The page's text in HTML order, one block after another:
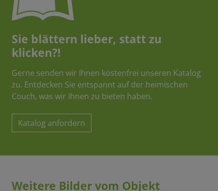
Sie blättern lieber, statt zu
klicken?!
Gerne senden wir Ihnen kostenfrei unseren Katalog
zu. Entdecken Sie entspannt auf der heimischen
Couch, was wir Ihnen zu bieten haben.
Katalog anfordern
Weitere Bilder vom Objekt